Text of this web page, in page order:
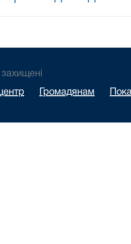
Громадянам